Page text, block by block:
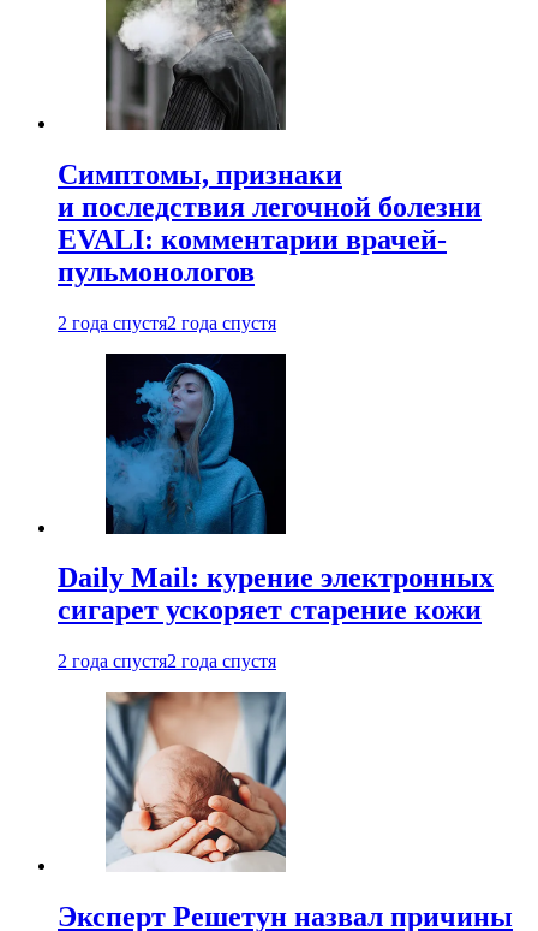
Симптомы, признаки
и последствия легочной болезни
EVALI: комментарии врачей-
пульмонологов
2 года спустя2 года спустя
Daily Mail: курение электронных
сигарет ускоряет старение кожи
2 года спустя2 года спустя
Эксперт Решетун назвал причины